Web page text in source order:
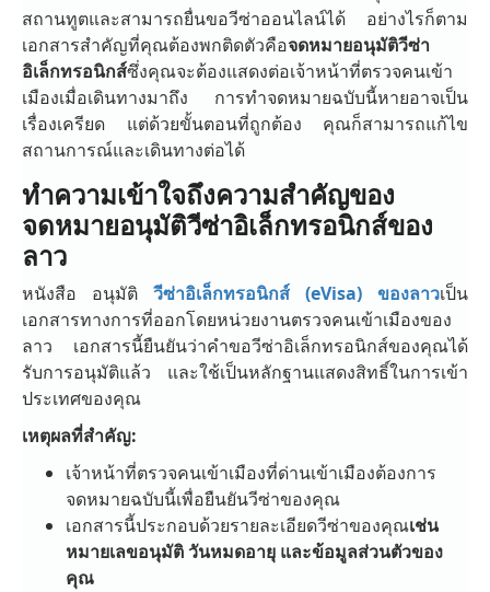
สถานทูตและสามารถยื่นขอวีซ่าออนไลน์ได้ อย่างไรก็ตาม
เอกสารสำคัญที่คุณต้องพกติดตัวคือจดหมายอนุมัติวีซ่า
อิเล็กทรอนิกส์ซึ่งคุณจะต้องแสดงต่อเจ้าหน้าที่ตรวจคนเข้า
เมืองเมื่อเดินทางมาถึง การทำจดหมายฉบับนี้หายอาจเป็น
เรื่องเครียด แต่ด้วยขั้นตอนที่ถูกต้อง คุณก็สามารถแก้ไข
สถานการณ์และเดินทางต่อได้
ทำความเข้าใจถึงความสำคัญของ
จดหมายอนุมัติวีซ่าอิเล็กทรอนิกส์ของ
ลาว
หนังสือ อนุมัติ วีซ่าอิเล็กทรอนิกส์ (eVisa) ของลาวเป็น
เอกสารทางการที่ออกโดยหน่วยงานตรวจคนเข้าเมืองของ
ลาว เอกสารนี้ยืนยันว่าคำขอวีซ่าอิเล็กทรอนิกส์ของคุณได้
รับการอนุมัติแล้ว และใช้เป็นหลักฐานแสดงสิทธิ์ในการเข้า
ประเทศของคุณ
เหตุผลที่สำคัญ:
เจ้าหน้าที่ตรวจคนเข้าเมืองที่ด่านเข้าเมืองต้องการ
จดหมายฉบับนี้เพื่อยืนยันวีซ่าของคุณ
เอกสารนี้ประกอบด้วยรายละเอียดวีซ่าของคุณเช่น
หมายเลขอนุมัติ วันหมดอายุ และข้อมูลส่วนตัวของ
คุณ